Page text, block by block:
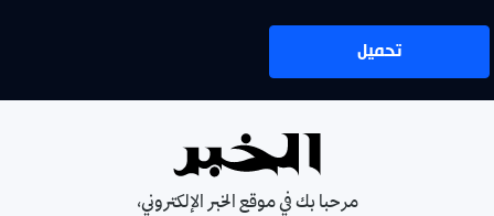
تحميل
مرحبا بك في موقع الخبر الإلكتروني،